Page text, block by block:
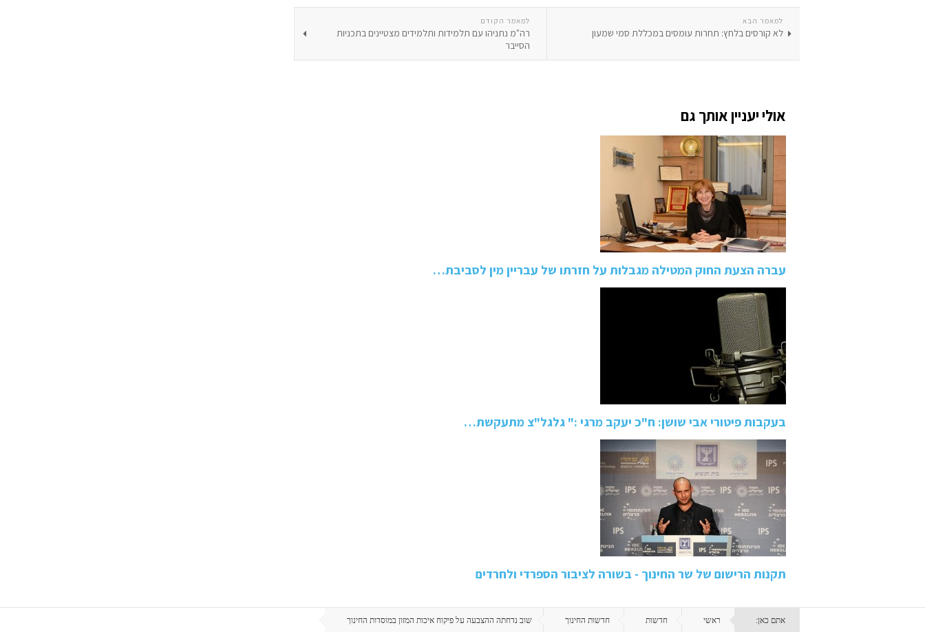
למאמר הקודם
רה"מ נתניהו עם תלמידות ותלמידים מצטיינים בתכניות
הסייבר
למאמר הבא
לא קורסים בלחץ: תחרות עומסים במכללת סמי שמעון
אולי יעניין אותך גם
עברה הצעת החוק המטילה מגבלות על חזרתו של עבריין מין לסביבת…
בעקבות פיטורי אבי שושן: ח"כ יעקב מרגי :" גלגל"צ מתעקשת…
תקנות הרישום של שר החינוך - בשורה לציבור הספרדי ולחרדים
אתם כאן: ראשי חדשות חדשות החינוך שוב נדחתה ההצבעה על פיקוח איכות המזון במוסדות החינוך